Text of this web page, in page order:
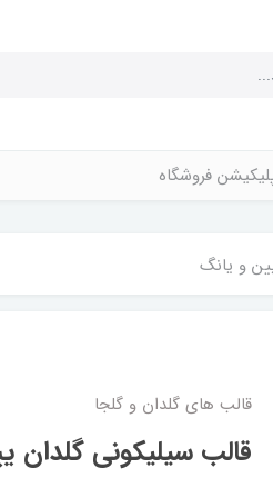
فروشگاه
و یانگ
قالب های گلدان و گلجا
قالب سیلیکونی گلدان